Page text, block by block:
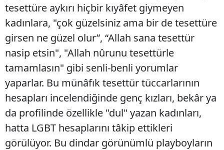
tesettüre aykırı hiçbir kıyâfet giymeyen
kadınlara, "çok güzelsiniz ama bir de tesettüre
girsen ne güzel olur”, “Allah sana tesettür
nasip etsin", "Allah nûrunu tesettürle
tamamlasın" gibi senli-benli yorumlar
yaparlar. Bu münâfık tesettür tüccarlarının
hesapları incelendiğinde genç kızları, bekâr ya
da profilinde özellikle "dul" yazan kadınları,
hatta LGBT hesaplarını tâkip ettikleri
görülüyor. Bu dindar görünümlü playboyların